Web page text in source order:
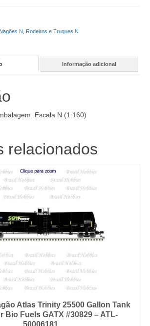
Vagões N Rodeiros e Truques N
Informação adicional
Escala N (1:160)
relacionados
Atlas Trinity 25500 Gallon Tank
Bio Fuels GATX #30829 – ATL-